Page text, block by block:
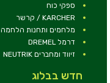
ספקי כוח
KARCHER / קרשר
מלחמים ותחנות הלחמה
דרמל DREMEL
זיווד ומחברים NEUTRIK
חדש בבלוג